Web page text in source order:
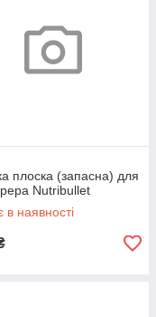
плоска (запасна) для
Nutribullet
в наявності